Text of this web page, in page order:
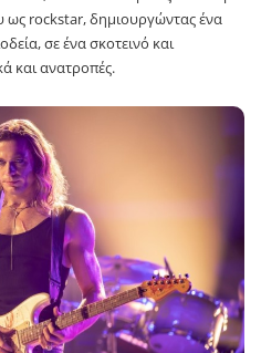
ως rockstar, δημιουργώντας ένα
σε ένα σκοτεινό και
και ανατροπές.